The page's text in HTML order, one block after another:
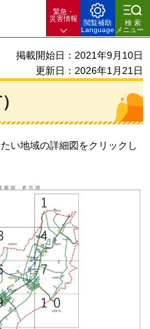
緊急・
災害情報
閲覧補助
Language
検索
メニュー
掲載開始日：2021年9月10日
更新日：2026年1月21日
い地域の詳細図をクリックし